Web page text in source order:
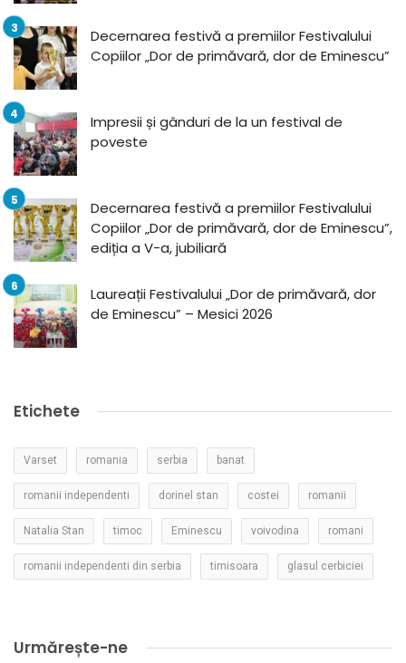
Decernarea festivă a premiilor Festivalului
Copiilor „Dor de primăvară, dor de Eminescu”
Impresii și gânduri de la un festival de
poveste
Decernarea festivă a premiilor Festivalului
Copiilor „Dor de primăvară, dor de Eminescu”,
ediția a V-a, jubiliară
Laureații Festivalului „Dor de primăvară, dor
de Eminescu” – Mesici 2026
Etichete
Varset romania serbia banat
romanii independenti dorinel stan costei romanii
Natalia Stan timoc Eminescu voivodina romani
romanii independenti din serbia timisoara glasul cerbiciei
Urmărește-ne